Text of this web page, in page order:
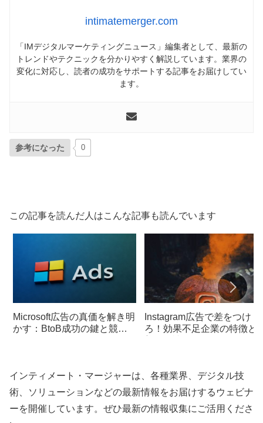
intimatemerger.com
「IMデジタルマーケティングニュース」編集者として、最新の
トレンドやテクニックを分かりやすく解説しています。業界の
変化に対応し、読者の成功をサポートする記事をお届けしてい
ます。
参考になった 0
この記事を読んだ人はこんな記事も読んでいます
Microsoft広告の真価を解き明
かす：BtoB成功の鍵と競合
Instagram広告で差をつけ
ろ！効果不足企業の特徴と
インティメート・マージャーは、各種業界、デジタル技
術、ソリューションなどの最新情報をお届けするウェビナ
ーを開催しています。ぜひ最新の情報収集にご活用くださ